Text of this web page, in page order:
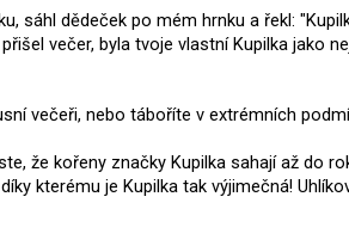
sáhl dědeček po mém hrnku a řekl:
večer, byla tvoje vlastní Kupilka jako
večeři, nebo táboříte v extrémních
že kořeny značky Kupilka sahají až do
kterému je Kupilka tak výjimečná!